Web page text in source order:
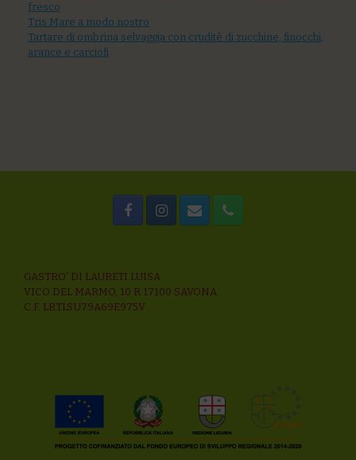
fresco
Tris Mare a modo nostro
Tartare di ombrina selvaggia con cruditè di zucchine, finocchi,
arance e carciofi
GASTRO’ DI LAURETI LUISA
VICO DEL MARMO, 10 R 17100 SAVONA
C.F. LRTLSU79A69E975V